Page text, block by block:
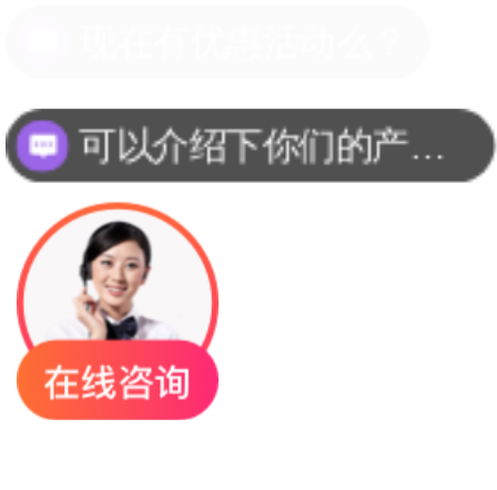
可以介绍下你们的产品么？